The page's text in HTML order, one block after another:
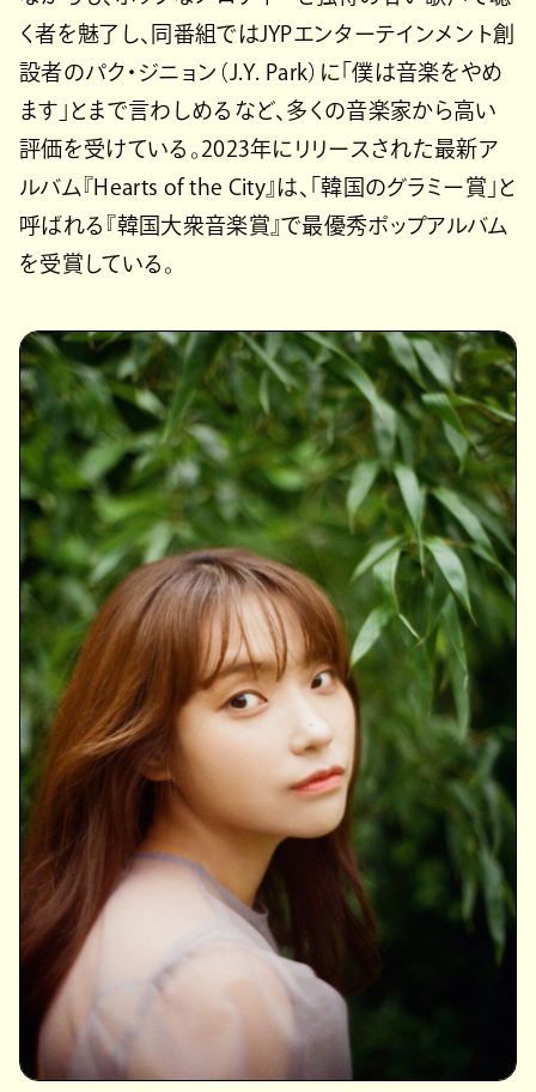
く者を魅了し、同番組ではJYPエンターテインメント創
設者のパク・ジニョン（J.Y. Park）に「僕は音楽をやめ
ます」とまで言わしめるなど、多くの音楽家から高い
評価を受けている。2023年にリリースされた最新ア
ルバム『Hearts of the City』は、「韓国のグラミー賞」と
呼ばれる『韓国大衆音楽賞』で最優秀ポップアルバム
を受賞している。